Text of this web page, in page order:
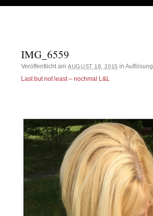
IMG_6559
Veröffentlicht amAUGUST 18, 2015 in Auflösung
Last but not least – nochmal L&L